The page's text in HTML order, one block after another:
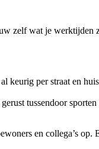
zelf wat je werktijden
keurig per straat en
tussendoor
en collega’s op.